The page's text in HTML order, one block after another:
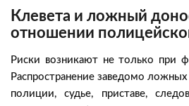
Клевета и ложный
отношении
Риски возникают не только при
Распространение заведомо
полиции, судье, приставе,